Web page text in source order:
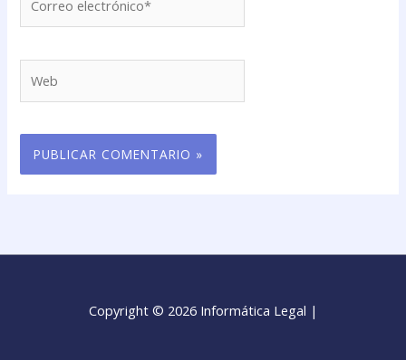
electrónico*
Copyright © 2026 Informática Legal |